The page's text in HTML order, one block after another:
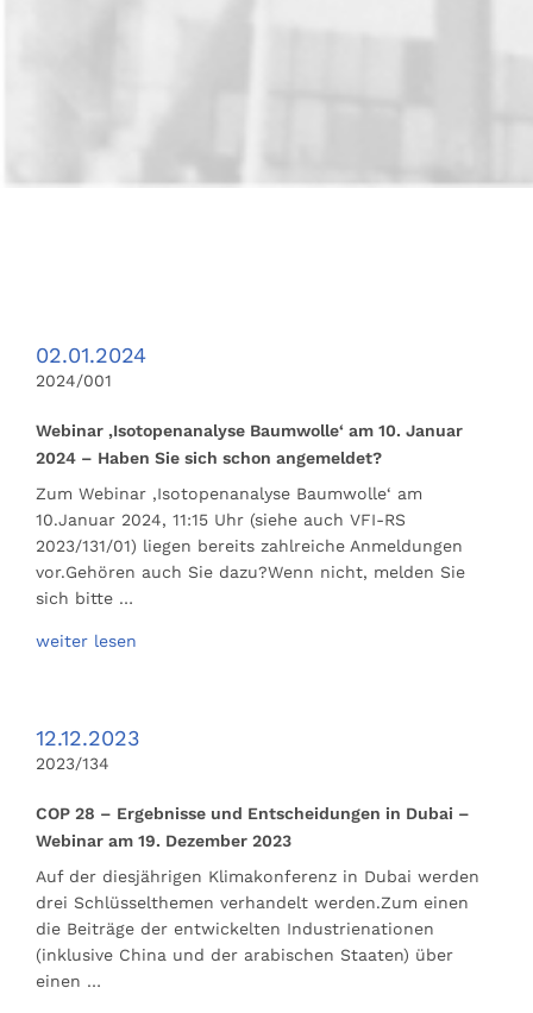
02.01.2024
2024/001
Webinar ‚Isotopenanalyse Baumwolle‘ am 10. Januar
2024 – Haben Sie sich schon angemeldet?
Zum Webinar ‚Isotopenanalyse Baumwolle‘ am
10.Januar 2024, 11:15 Uhr (siehe auch VFI-RS
2023/131/01) liegen bereits zahlreiche Anmeldungen
vor.Gehören auch Sie dazu?Wenn nicht, melden Sie
sich bitte …
weiter lesen
12.12.2023
2023/134
COP 28 – Ergebnisse und Entscheidungen in Dubai –
Webinar am 19. Dezember 2023
Auf der diesjährigen Klimakonferenz in Dubai werden
drei Schlüsselthemen verhandelt werden.Zum einen
die Beiträge der entwickelten Industrienationen
(inklusive China und der arabischen Staaten) über
einen …